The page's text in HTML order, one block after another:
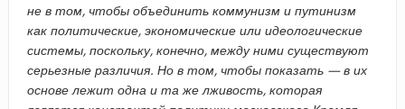
не в том, чтобы объединить коммунизм и путинизм
как политические, экономические или идеологические
системы, поскольку, конечно, между ними существуют
серьезные различия. Но в том, чтобы показать — в их
основе лежит одна и та же лживость, которая